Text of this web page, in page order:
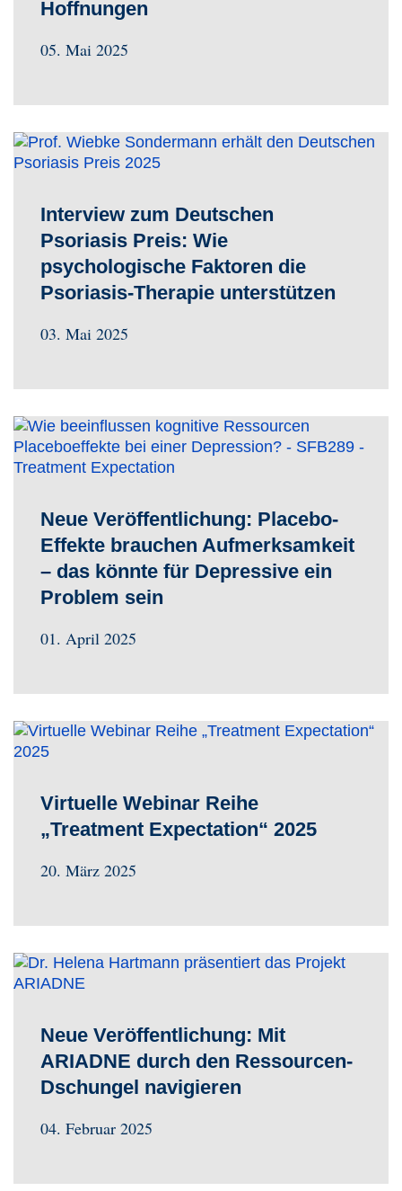
Hoffnungen
05. Mai 2025
Interview zum Deutschen
Psoriasis Preis: Wie
psychologische Faktoren die
Psoriasis-Therapie unterstützen
03. Mai 2025
Neue Veröffentlichung: Placebo-
Effekte brauchen Aufmerksamkeit
– das könnte für Depressive ein
Problem sein
01. April 2025
Virtuelle Webinar Reihe
„Treatment Expectation“ 2025
20. März 2025
Neue Veröffentlichung: Mit
ARIADNE durch den Ressourcen-
Dschungel navigieren
04. Februar 2025